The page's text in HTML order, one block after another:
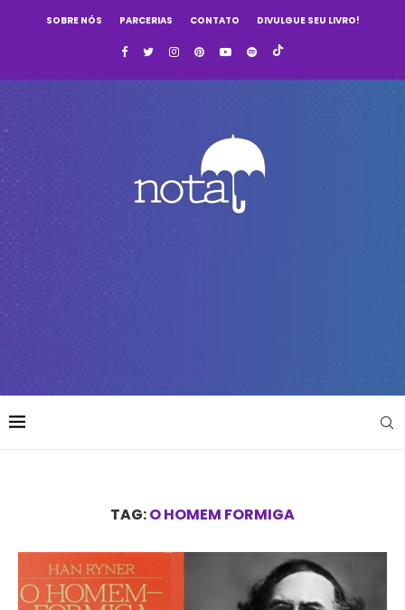
SOBRE NÓS PARCERIAS CONTATO DIVULGUE SEU LIVRO!
TAG:O HOMEM FORMIGA